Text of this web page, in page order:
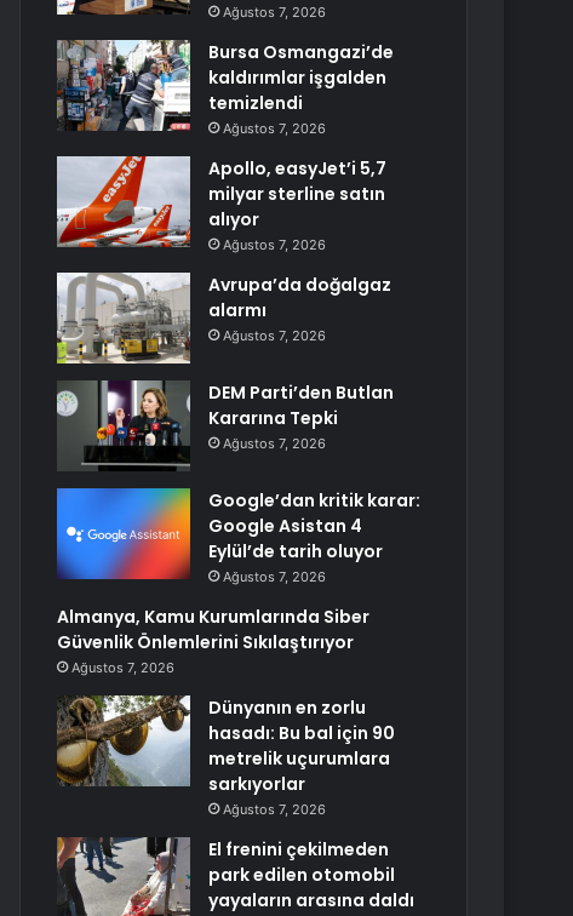
Ağustos 7, 2026
Bursa Osmangazi’de
kaldırımlar işgalden
temizlendi
Ağustos 7, 2026
Apollo, easyJet’i 5,7
milyar sterline satın
alıyor
Ağustos 7, 2026
Avrupa’da doğalgaz
alarmı
Ağustos 7, 2026
DEM Parti’den Butlan
Kararına Tepki
Ağustos 7, 2026
Google’dan kritik karar:
Google Asistan 4
Eylül’de tarih oluyor
Ağustos 7, 2026
Almanya, Kamu Kurumlarında Siber
Güvenlik Önlemlerini Sıkılaştırıyor
Ağustos 7, 2026
Dünyanın en zorlu
hasadı: Bu bal için 90
metrelik uçurumlara
sarkıyorlar
Ağustos 7, 2026
El frenini çekilmeden
park edilen otomobil
yayaların arasına daldı